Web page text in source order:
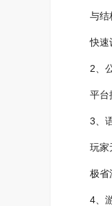
与结构
快速设
2、公
平台提
3、语
玩家无
极省
4、游